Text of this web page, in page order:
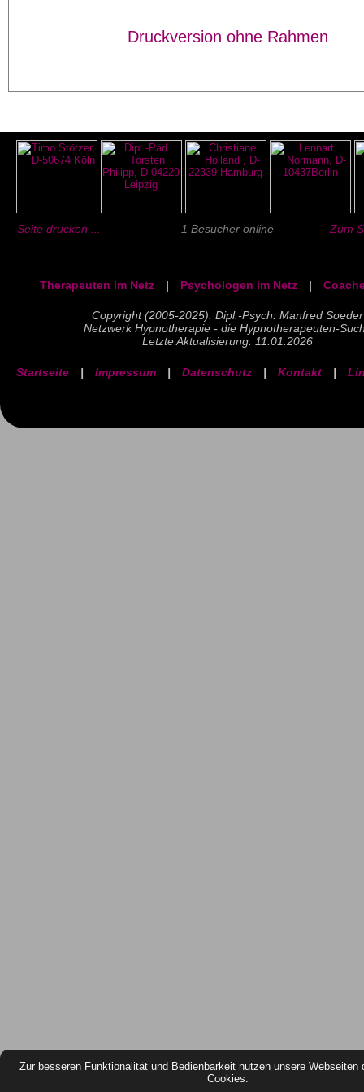
Zur besseren Funktionalität und Bedienbarkeit nutzen unsere Webseiten
Cookies.
Druckversion ohne Rahmen
Seite drucken ... 1 Besucher online Zum
Therapeuten im Netz | Psychologen im Netz |
Copyright (2005-2025): Dipl.-Psych. Manfred Soeder
Netzwerk Hypnotherapie - die Hypnotherapeuten-
Letzte Aktualisierung: 11.01.2026
Startseite | Impressum | Datenschutz | Kontakt |